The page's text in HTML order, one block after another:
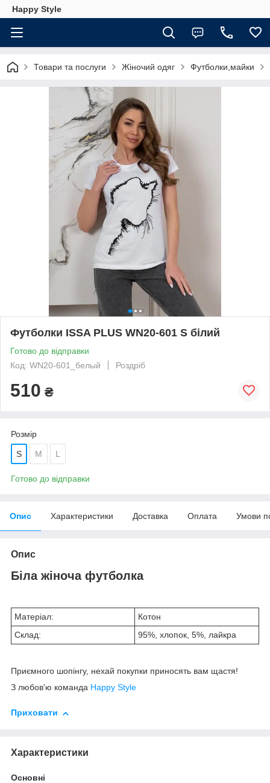
Happy Style
Товари та послуги Жіночий одяг Футболки,майки
Футболки ISSA PLUS WN20-601 S білий
Готово до відправки
Код: WN20-601_белый
Роздріб
510 ₴
Розмір
S M L
Готово до відправки
Опис Характеристики Доставка Оплата Умови
Опис
Біла жіноча футболка
Матеріал:
Котон
Склад:
95%, хлопок, 5%, лайкра
Приємного шопінгу, нехай покупки приносять вам щастя!
З любов'ю команда Happy Style
Приховати
Характеристики
Основні